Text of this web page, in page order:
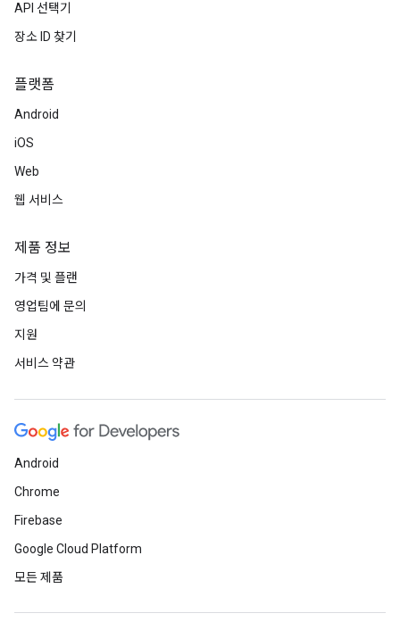
API 선택기
장소 ID 찾기
플랫폼
Android
iOS
Web
웹 서비스
제품 정보
가격 및 플랜
영업팀에 문의
지원
서비스 약관
Android
Chrome
Firebase
Google Cloud Platform
모든 제품